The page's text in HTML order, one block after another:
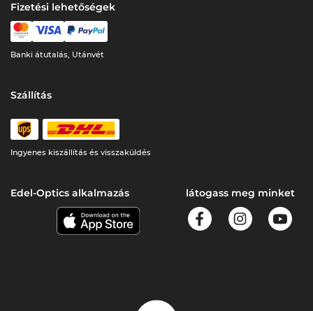
Fizetési lehetőségek
Banki átutalás, Utánvét
Szállítás
Ingyenes kiszállítás és visszaküldés
Edel-Optics alkalmazás látogass meg minket